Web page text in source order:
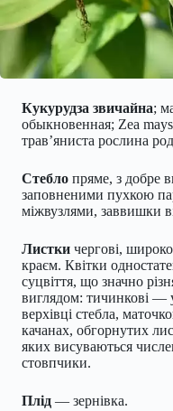
Кукурудза звичайна;
обыкновенная; Zea
трав’яниста рослина
Стебло пряме, з добре
заповненими пухкою
міжвузлями, заввишки
Листки чергові,
краєм. Квітки
суцвіття, що значно
виглядом: тичинкові —
верхівці стебла,
качанах, обгорнутих
яких висуваються
стовпчики.
Плід — зернівка.